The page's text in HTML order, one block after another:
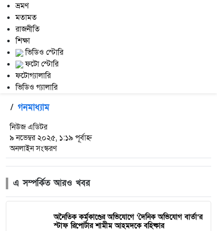
ভ্রমণ
মতামত
রাজনীতি
শিক্ষা
ভিডিও স্টোরি
ফটো স্টোরি
ফটোগ্যালারি
ভিডিও গ্যালারি
/ গনমাধ্যাম
নিউজ এডিটর
৯ নভেম্বর ২০২৫, ১:১৯ পূর্বাহ্ন
অনলাইন সংস্করণ
এ সম্পর্কিত আরও খবর
অনৈতিক কর্মকাণ্ডের অভিযোগে ‘দৈনিক অভিযোগ বার্তা’র
স্টাফ রিপোর্টার শামীম আহমদকে বহিষ্কার